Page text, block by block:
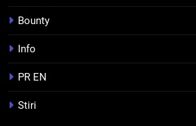
4
INFO
Bounty
Info
PR EN
Stiri